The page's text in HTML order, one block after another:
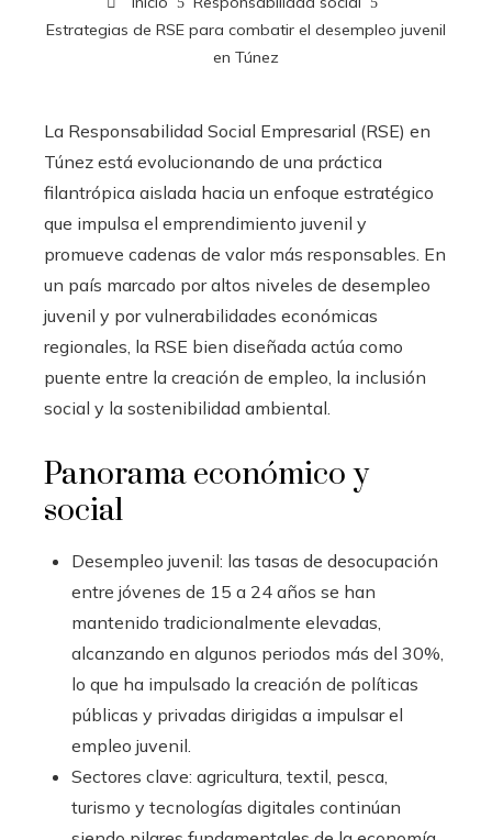
Estrategias de RSE para combatir el desempleo juvenil
en Túnez
La Responsabilidad Social Empresarial (RSE) en
Túnez está evolucionando de una práctica
filantrópica aislada hacia un enfoque estratégico
que impulsa el emprendimiento juvenil y
promueve cadenas de valor más responsables. En
un país marcado por altos niveles de desempleo
juvenil y por vulnerabilidades económicas
regionales, la RSE bien diseñada actúa como
puente entre la creación de empleo, la inclusión
social y la sostenibilidad ambiental.
Panorama económico y
social
Desempleo juvenil: las tasas de desocupación
entre jóvenes de 15 a 24 años se han
mantenido tradicionalmente elevadas,
alcanzando en algunos periodos más del 30%,
lo que ha impulsado la creación de políticas
públicas y privadas dirigidas a impulsar el
empleo juvenil.
Sectores clave: agricultura, textil, pesca,
turismo y tecnologías digitales continúan